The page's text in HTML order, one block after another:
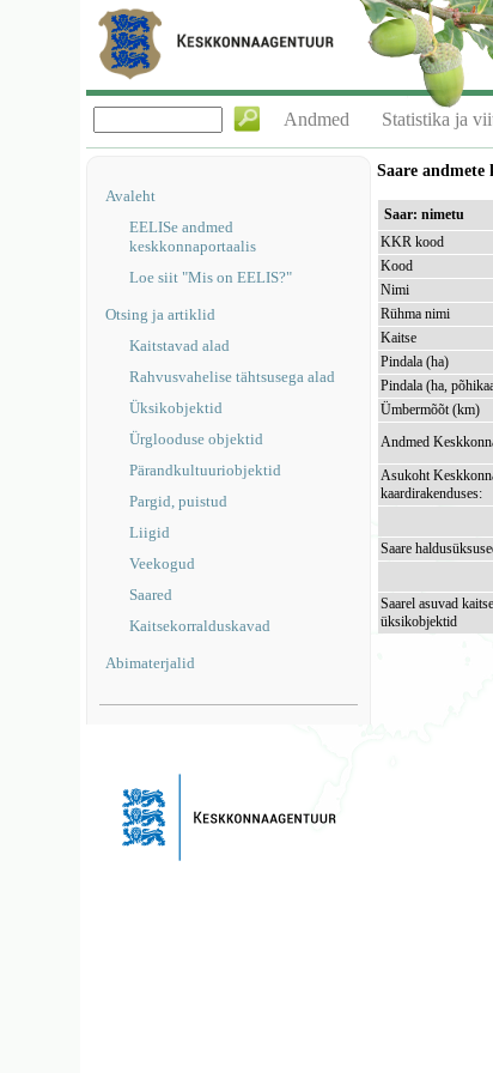
Andmed Statistika ja
Avaleht
EELISe andmed
keskkonnaportaalis
Loe siit "Mis on EELIS?"
Otsing ja artiklid
Kaitstavad alad
Rahvusvahelise tähtsusega alad
Üksikobjektid
Ürglooduse objektid
Pärandkultuuriobjektid
Pargid, puistud
Liigid
Veekogud
Saared
Kaitsekorralduskavad
Abimaterjalid
Saare andmete
Saar: nimetu
KKR kood
Kood
Nimi
Rühma nimi
Kaitse
Pindala (ha)
Pindala (ha,
Ümbermõõt (km)
Andmed
Asukoht
kaardirakenduses:
Saare
Saarel asuvad
üksikobjektid